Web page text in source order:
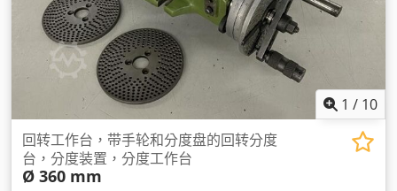
1 / 10
回转工作台，带手轮和分度盘的回转分度
台，分度装置，分度工作台
Ø 360 mm